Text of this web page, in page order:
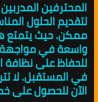
المحترفين
لتقديم الحلول
ممكن. حيث يتمتع
واسعة في مواجهة
للحفاظ على نظافة
في المستقبل. لا
الآن للحصول على